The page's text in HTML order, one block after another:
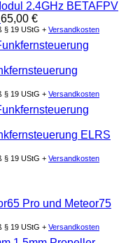
BETAFPV
65,00 €
§ 19 UStG + Versandkosten
§ 19 UStG + Versandkosten
ELRS
§ 19 UStG + Versandkosten
Pro und Meteor75
§ 19 UStG + Versandkosten